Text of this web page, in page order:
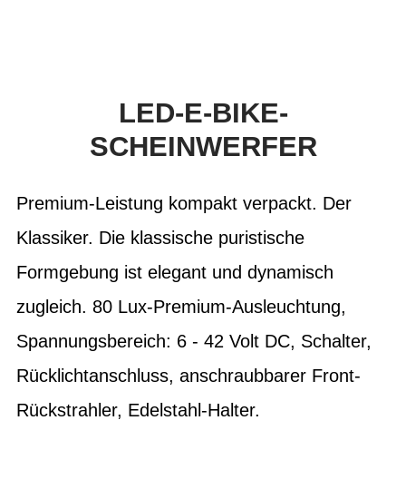
LED-E-BIKE-
SCHEINWERFER
Premium-Leistung kompakt verpackt. Der
Klassiker. Die klassische puristische
Formgebung ist elegant und dynamisch
zugleich. 80 Lux-Premium-Ausleuchtung,
Spannungsbereich: 6 - 42 Volt DC, Schalter,
Rücklichtanschluss, anschraubbarer Front-
Rückstrahler, Edelstahl-Halter.